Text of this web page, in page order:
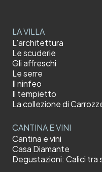
LA VILLA
L'architettura
Le scuderie
Gli affreschi
Le serre
Il ninfeo
Il tempietto
La collezione di
CANTINA E VINI
Cantina e vini
Casa Diamante
Degustazioni: Calici tra